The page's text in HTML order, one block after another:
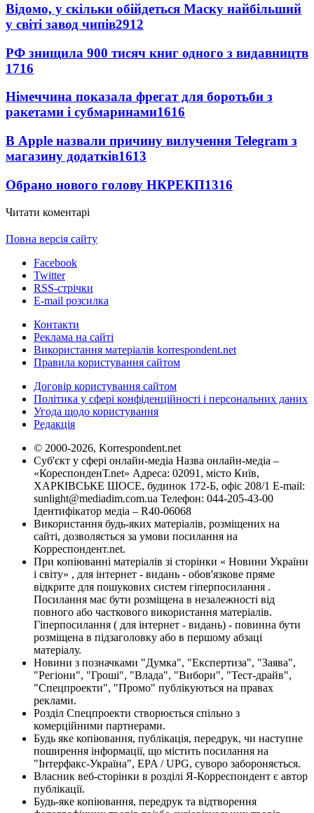
Відомо, у скільки обійдеться Маску найбільший
у світі завод чипів2912
РФ знищила 900 тисяч книг одного з видавництв
1716
Німеччина показала фрегат для боротьби з
ракетами і субмаринами1616
В Apple назвали причину вилучення Telegram з
магазину додатків1613
Обрано нового голову НКРЕКП1316
Читати коментарі
Повна версія сайту
Facebook
Twitter
RSS-стрічки
E-mail розсилка
Контакти
Реклама на сайті
Використання матеріалів korrespondent.net
Правила користування сайтом
Договір користування сайтом
Політика у сфері конфіденційності і персональних даних
Угода щодо користування
Редакція
© 2000-2026, Korrespondent.net
Суб'єкт у сфері онлайн-медіа Назва онлайн-медіа –
«КореспонденТ.net» Адреса: 02091, місто Київ,
ХАРКІВСЬКЕ ШОСЕ, будинок 172-Б, офіс 208/1 E-mail:
sunlight@mediadim.com.ua Телефон: 044-205-43-00
Ідентифікатор медіа – R40-06068
Використання будь-яких матеріалів, розміщених на
сайті, дозволяється за умови посилання на
Корреспондент.net.
При копіюванні матеріалів зі сторінки « Новини України
і світу» , для інтернет - видань - обов'язкове пряме
відкрите для пошукових систем гіперпосилання .
Посилання має бути розміщена в незалежності від
повного або часткового використання матеріалів.
Гіперпосилання ( для інтернет - видань) - повинна бути
розміщена в підзаголовку або в першому абзаці
матеріалу.
Новини з позначками "Думка", "Експертиза", "Заява",
"Регіони", "Гроші", "Влада", "Вибори", "Тест-драйв",
"Спецпроекти", "Промо" публікуються на правах
реклами.
Розділ Спецпроекти створюється спільно з
комерційними партнерами.
Будь яке копіювання, публікація, передрук, чи наступне
поширення інформації, що містить посилання на
"Інтерфакс-Україна", EPA / UPG, суворо забороняється.
Власник веб-сторінки в розділі Я-Корреспондент є автор
публікації.
Будь-яке копіювання, передрук та відтворення